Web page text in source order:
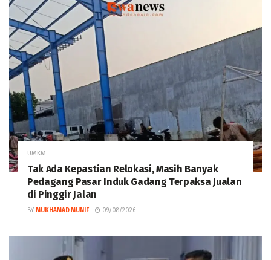
UMKM
Tak Ada Kepastian Relokasi, Masih Banyak
Pedagang Pasar Induk Gadang Terpaksa Jualan
di Pinggir Jalan
BY MUKHAMAD MUNIF 09/08/2026